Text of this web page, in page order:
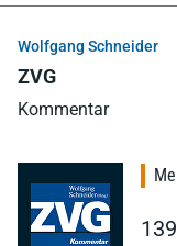
Wolfgang Schneider
ZVG
Kommentar